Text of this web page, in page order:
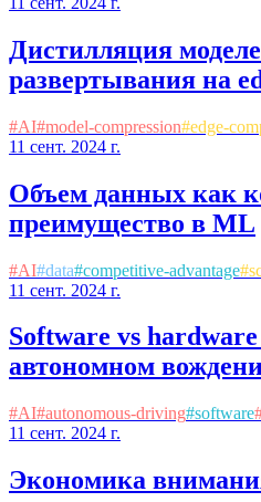
Дистилляция
развертывания на
#AI#model-compression#edge-
11 сент. 2024 г.
Объем данных как
преимущество в ML
#AI#data#competitive-advantage#
11 сент. 2024 г.
Software vs
автономном
#AI#autonomous-driving#software
11 сент. 2024 г.
Экономика